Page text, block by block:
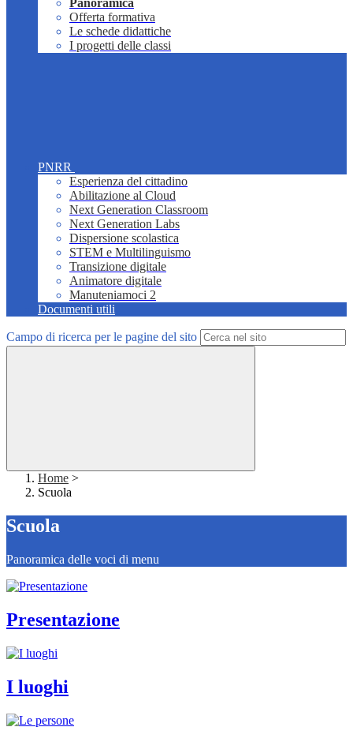
Panoramica
Offerta formativa
Le schede didattiche
I progetti delle classi
PNRR
Esperienza del cittadino
Abilitazione al Cloud
Next Generation Classroom
Next Generation Labs
Dispersione scolastica
STEM e Multilinguismo
Transizione digitale
Animatore digitale
Manuteniamoci 2
Documenti utili
Campo di ricerca per le pagine del sito
Home >
Scuola
Scuola
Panoramica delle voci di menu
Presentazione
I luoghi